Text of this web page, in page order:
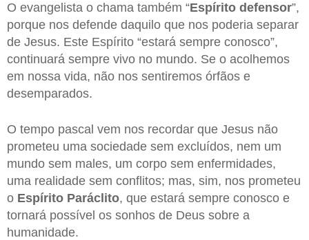
O evangelista o chama também “Espírito defensor”,
porque nos defende daquilo que nos poderia separar
de Jesus. Este Espírito “estará sempre conosco”,
continuará sempre vivo no mundo. Se o acolhemos
em nossa vida, não nos sentiremos órfãos e
desemparados.
O tempo pascal vem nos recordar que Jesus não
prometeu uma sociedade sem excluídos, nem um
mundo sem males, um corpo sem enfermidades,
uma realidade sem conflitos; mas, sim, nos prometeu
o Espírito Paráclito, que estará sempre conosco e
tornará possível os sonhos de Deus sobre a
humanidade.